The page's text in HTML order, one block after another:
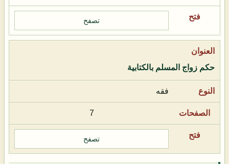
تصفح
حكم زواج المسلم بالكتابية
فقه
7
تصفح